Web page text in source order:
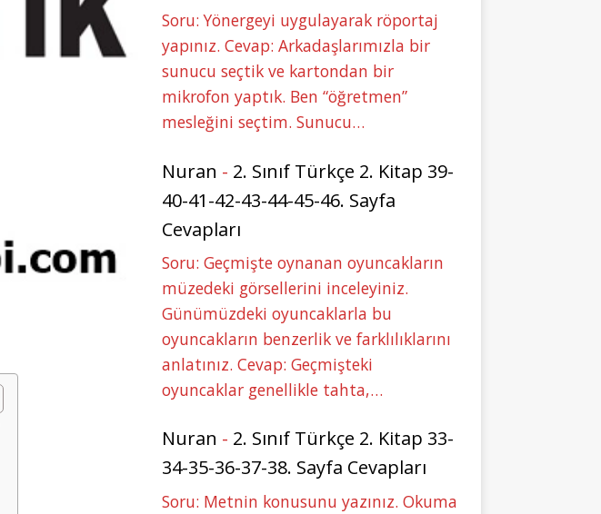
Soru: Yönergeyi uygulayarak röportaj
yapınız. Cevap: Arkadaşlarımızla bir
sunucu seçtik ve kartondan bir
mikrofon yaptık. Ben “öğretmen”
mesleğini seçtim. Sunucu…
Nuran - 2. Sınıf Türkçe 2. Kitap 39-
40-41-42-43-44-45-46. Sayfa
Cevapları
Soru: Geçmişte oynanan oyuncakların
müzedeki görsellerini inceleyiniz.
Günümüzdeki oyuncaklarla bu
oyuncakların benzerlik ve farklılıklarını
anlatınız. Cevap: Geçmişteki
oyuncaklar genellikle tahta,…
Nuran - 2. Sınıf Türkçe 2. Kitap 33-
34-35-36-37-38. Sayfa Cevapları
Soru: Metnin konusunu yazınız. Okuma